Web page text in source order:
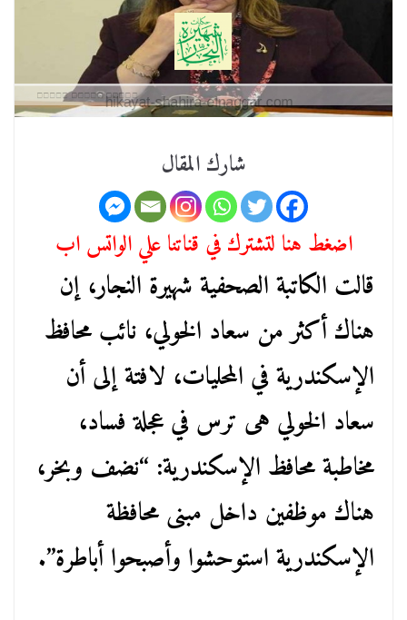
شارك المقال
اضغط هنا لتشترك في قناتنا علي الواتس اب
قالت الكاتبة الصحفية شهيرة النجار، إن
هناك أكثر من سعاد الخولي، نائب محافظ
الإسكندرية في المحليات، لافتة إلى أن
سعاد الخولي هى ترس في عجلة فساد،
مخاطبة محافظ الإسكندرية: “نضف وبخر،
هناك موظفين داخل مبنى محافظة
الإسكندرية استوحشوا وأصبحوا أباطرة”.